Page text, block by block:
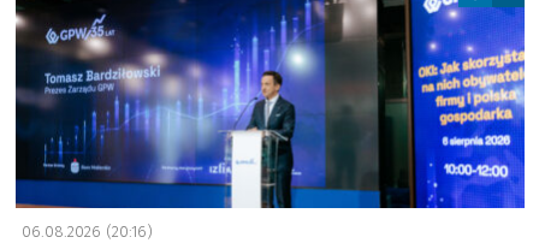
06.08.2026 (20:16)